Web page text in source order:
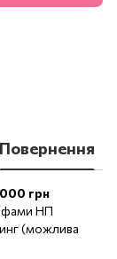
Повернення
грн
НП
(можлива